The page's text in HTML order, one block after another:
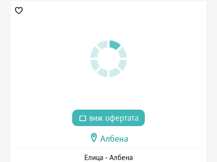
виж офертата
Албена
Елица - Албена